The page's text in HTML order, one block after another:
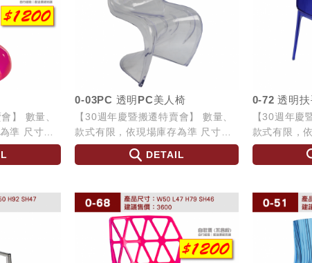
】 數量、
寸：
0-03PC 透明PC美人椅
【30週年慶暨搬遷特賣會】 數量、
款式有限，依現場庫存為準 尺寸：
W61 L50 H83 SH45
DETAIL
0-72 透明
【30週年慶
款式有限，依現
W57 L44